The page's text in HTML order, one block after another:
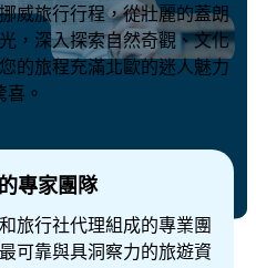
威旅行行程，從壯麗的蓋朗
，深入探索自然奇觀、文化
的旅程充滿北歐的迷人魅力
喜。
專家團隊
旅行社代理組成的專業團
可靠與具洞察力的旅遊資